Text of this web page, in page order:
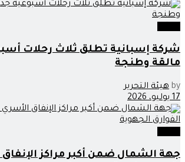
شركة إسبانية تطلق ثلاث رحلات
مالقة وطنجة
by هيئة التحرير
17 يوليو، 2026
جهة الشمال ضمن أكبر مراكز